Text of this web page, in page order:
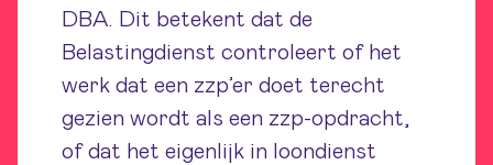
DBA. Dit betekent dat de
Belastingdienst controleert of het
werk dat een zzp’er doet terecht
gezien wordt als een zzp-opdracht,
of dat het eigenlijk in loondienst